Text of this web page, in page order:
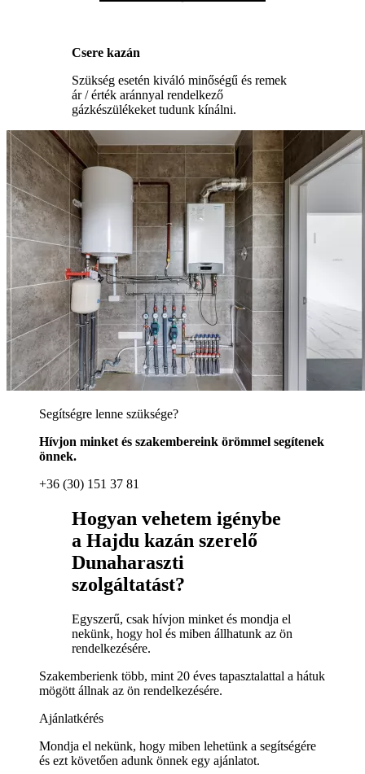
Csere kazán
Szükség esetén kiváló minőségű és remek
ár / érték aránnyal rendelkező
gázkészülékeket tudunk kínálni.
Segítségre lenne szüksége?
Hívjon minket és szakembereink örömmel segítenek
önnek.
+36 (30) 151 37 81
Hogyan vehetem igénybe
a Hajdu kazán szerelő
Dunaharaszti
szolgáltatást?
Egyszerű, csak hívjon minket és mondja el
nekünk, hogy hol és miben állhatunk az ön
rendelkezésére.
Szakemberienk több, mint 20 éves tapasztalattal a hátuk
mögött állnak az ön rendelkezésére.
Ajánlatkérés
Mondja el nekünk, hogy miben lehetünk a segítségére
és ezt követően adunk önnek egy ajánlatot.